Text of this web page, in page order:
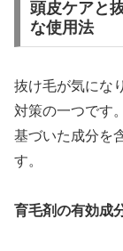
頭皮ケアと
な使用法
抜け毛が気にな
対策の一つです
基づいた成分を
す。
育毛剤の有効成